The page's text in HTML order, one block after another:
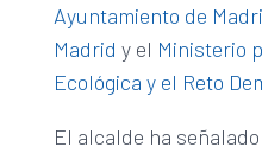
Ayuntamiento de
Madrid y el Ministerio
Ecológica y el Reto
El alcalde ha